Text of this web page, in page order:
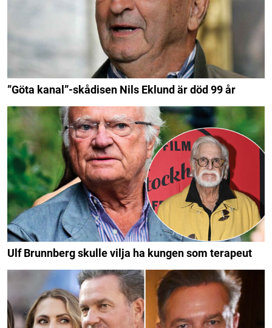
”Göta kanal”-skådisen Nils Eklund är död 99 år
Ulf Brunnberg skulle vilja ha kungen som terapeut